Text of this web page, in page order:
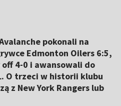
pokonali na
Edmonton Oilers 6:5,
4-0 i awansowali do
O trzeci w historii klubu
z New York Rangers lub